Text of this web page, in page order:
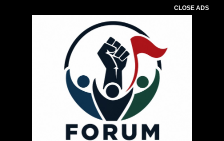
CLOSE ADS